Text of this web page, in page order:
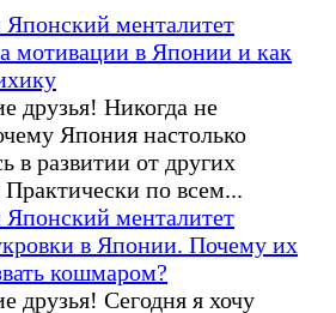
Японский менталитет
мотивации в Японии и как
друзья! Никогда не
Япония настолько
в развитии от других
Практически по всем...
Японский менталитет
в Японии. Почему их
кошмаром?
друзья! Сегодня я хочу